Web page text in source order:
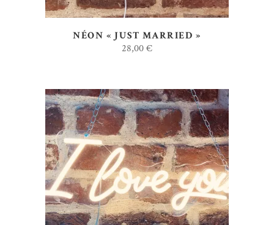
NÉON « JUST MARRIED »
28,00€
AJOUTER AU DEVIS